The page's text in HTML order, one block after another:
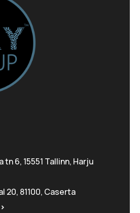
tn 6, 15551 Tallinn, Harju
20, 81100, Caserta